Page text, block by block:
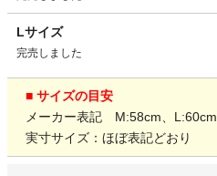
Lサイズ
完売しました
■ サイズの目安
メーカー表記 M:58cm、L:60cm
実寸サイズ：ほぼ表記どおり